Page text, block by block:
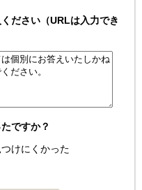
ださい（URLは入力でき
ですか？
けにくかった